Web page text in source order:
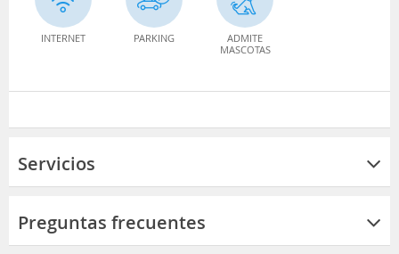
INTERNET PARKING
ADMITE
MASCOTAS
Servicios
Preguntas frecuentes